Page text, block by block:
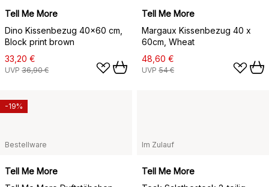
Tell Me More
Dino Kissenbezug 40x60 cm,
Block print brown
33,20 €
UVP 36,90 €
Tell Me More
Margaux Kissenbezug 40 x
60cm, Wheat
48,60 €
UVP 54 €
Bestellware
Tell Me More
-19%
Im Zulauf
Tell Me More